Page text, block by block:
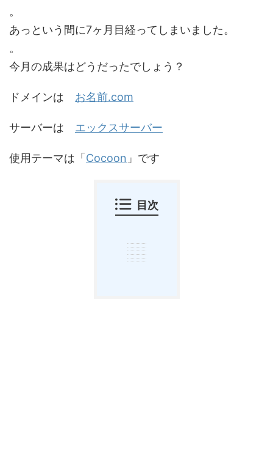
。
あっという間に7ヶ月目経ってしまいました。
。
今月の成果はどうだったでしょう？
ドメインは お名前.com
サーバーは エックスサーバー
使用テーマは「 Cocoon 」です
目次